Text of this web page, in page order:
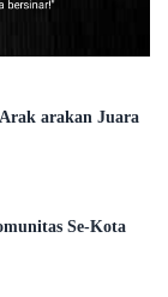
arakan Juara
Se-Kota